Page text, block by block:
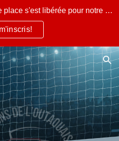
DERNIÈRE CHANCE!! Une place s'est libérée pour notre camp d'été pour la semaine du 10 au 14 août 2026!